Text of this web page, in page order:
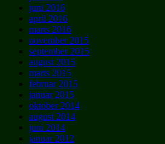
juni 2016
april 2016
marts 2016
november 2015
september 2015
august 2015
marts 2015
februar 2015
januar 2015
oktober 2014
august 2014
juni 2014
januar 2012